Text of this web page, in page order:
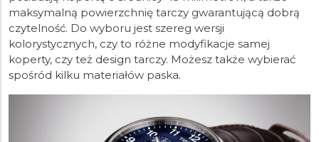
maksymalną powierzchnię tarczy gwarantującą dobrą
czytelność. Do wyboru jest szereg wersji
kolorystycznych, czy to różne modyfikacje samej
koperty, czy też design tarczy. Możesz także wybierać
spośród kilku materiałów paska.